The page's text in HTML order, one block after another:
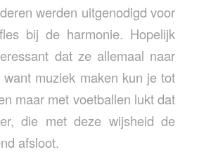
werden uitgenodigd voor
bij de harmonie. Hopelijk
dat ze allemaal naar
muziek maken kun je tot
maar met voetballen lukt dat
die met deze wijsheid de
afsloot.